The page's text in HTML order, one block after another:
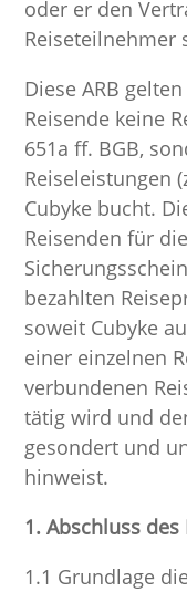
oder er den
Reiseteilnehmer
Diese ARB
Reisende keine
651a ff. BGB,
Reiseleistungen
Cubyke bucht.
Reisenden für
bezahlten
soweit Cubyke
einer einzelnen
verbundenen
tätig wird und
gesondert und
hinweist.
1. Abschluss
1.1 Grundlage